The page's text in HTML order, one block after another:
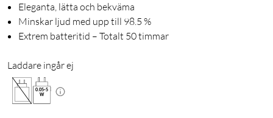
Eleganta, lätta och bekväma
Minskar ljud med upp till 98.5 %
Extrem batteritid – Totalt 50 timmar
Laddare ingår ej
0.05-5
W